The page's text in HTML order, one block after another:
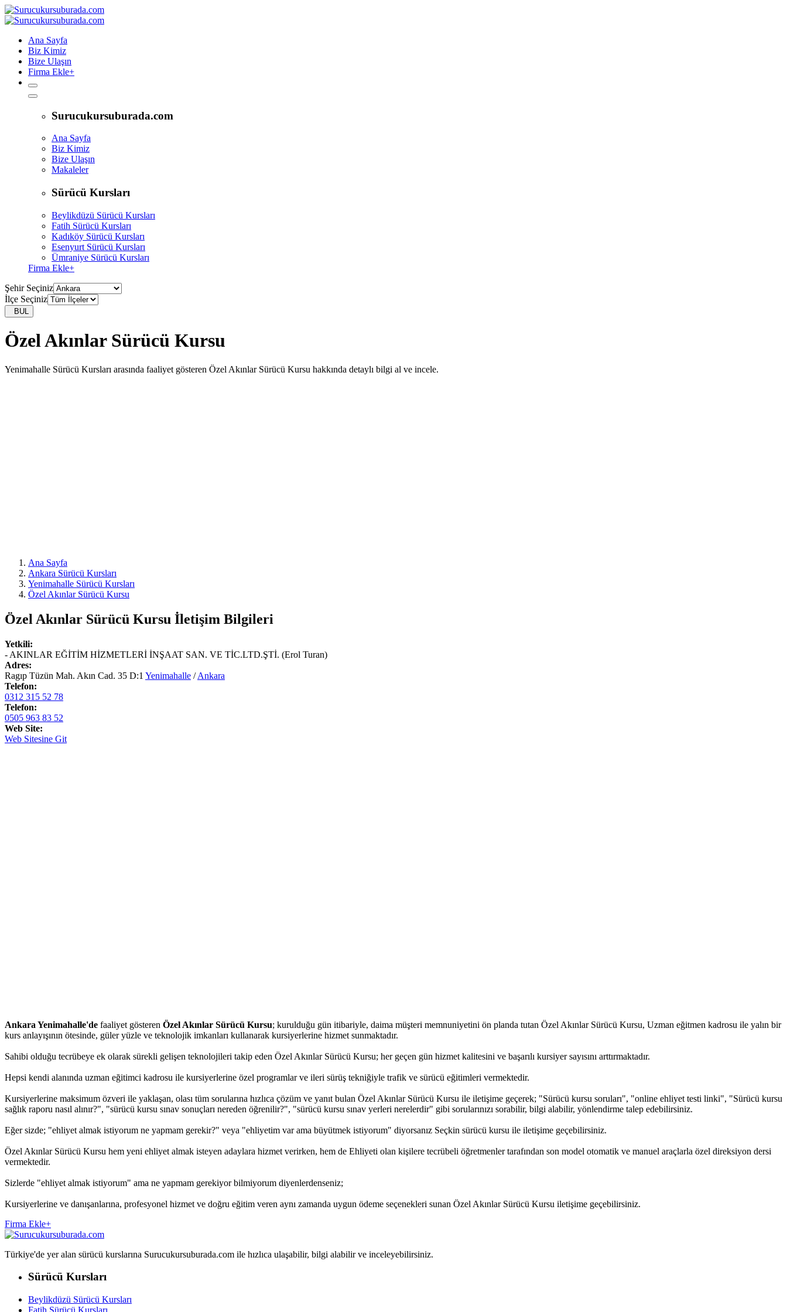
Ana Sayfa
Biz Kimiz
Bize Ulaşın
Firma Ekle+
Surucukursuburada.com
Ana Sayfa
Biz Kimiz
Bize Ulaşın
Makaleler
Sürücü Kursları
Beylikdüzü Sürücü Kursları
Fatih Sürücü Kursları
Kadıköy Sürücü Kursları
Esenyurt Sürücü Kursları
Ümraniye Sürücü Kursları
Firma Ekle+
Şehir Seçiniz
İlçe Seçiniz
BUL
Özel Akınlar Sürücü Kursu
Yenimahalle Sürücü Kursları arasında faaliyet gösteren Özel Akınlar Sürücü Kursu hakkında detaylı bilgi al ve incele.
Ana Sayfa
Ankara Sürücü Kursları
Yenimahalle Sürücü Kursları
Özel Akınlar Sürücü Kursu
Özel Akınlar Sürücü Kursu İletişim Bilgileri
Yetkili:
- AKINLAR EĞİTİM HİZMETLERİ İNŞAAT SAN. VE TİC.LTD.ŞTİ. (Erol Turan)
Adres:
Ragıp Tüzün Mah. Akın Cad. 35 D:1 Yenimahalle /Ankara
Telefon:
0312 315 52 78
Telefon:
0505 963 83 52
Web Site:
Web Sitesine Git
Ankara Yenimahalle'de faaliyet gösteren Özel Akınlar Sürücü Kursu; kurulduğu gün itibariyle, daima müşteri memnuniyetini ön planda tutan Özel Akınlar Sürücü Kursu, Uzman eğitmen kadrosu ile yalın bir
kurs anlayışının ötesinde, güler yüzle ve teknolojik imkanları kullanarak kursiyerlerine hizmet sunmaktadır.
Sahibi olduğu tecrübeye ek olarak sürekli gelişen teknolojileri takip eden Özel Akınlar Sürücü Kursu; her geçen gün hizmet kalitesini ve başarılı kursiyer sayısını arttırmaktadır.
Hepsi kendi alanında uzman eğitimci kadrosu ile kursiyerlerine özel programlar ve ileri sürüş tekniğiyle trafik ve sürücü eğitimleri vermektedir.
Kursiyerlerine maksimum özveri ile yaklaşan, olası tüm sorularına hızlıca çözüm ve yanıt bulan Özel Akınlar Sürücü Kursu ile iletişime geçerek; "Sürücü kursu soruları", "online ehliyet testi linki", "Sürücü kursu
sağlık raporu nasıl alınır?", "sürücü kursu sınav sonuçları nereden öğrenilir?", "sürücü kursu sınav yerleri nerelerdir" gibi sorularınızı sorabilir, bilgi alabilir, yönlendirme talep edebilirsiniz.
Eğer sizde; "ehliyet almak istiyorum ne yapmam gerekir?" veya "ehliyetim var ama büyütmek istiyorum" diyorsanız Seçkin sürücü kursu ile iletişime geçebilirsiniz.
Özel Akınlar Sürücü Kursu hem yeni ehliyet almak isteyen adaylara hizmet verirken, hem de Ehliyeti olan kişilere tecrübeli öğretmenler tarafından son model otomatik ve manuel araçlarla özel direksiyon dersi
vermektedir.
Sizlerde "ehliyet almak istiyorum" ama ne yapmam gerekiyor bilmiyorum diyenlerdenseniz;
Kursiyerlerine ve danışanlarına, profesyonel hizmet ve doğru eğitim veren aynı zamanda uygun ödeme seçenekleri sunan Özel Akınlar Sürücü Kursu iletişime geçebilirsiniz.
Firma Ekle+
Türkiye'de yer alan sürücü kurslarına Surucukursuburada.com ile hızlıca ulaşabilir, bilgi alabilir ve inceleyebilirsiniz.
Sürücü Kursları
Beylikdüzü Sürücü Kursları
Fatih Sürücü Kursları